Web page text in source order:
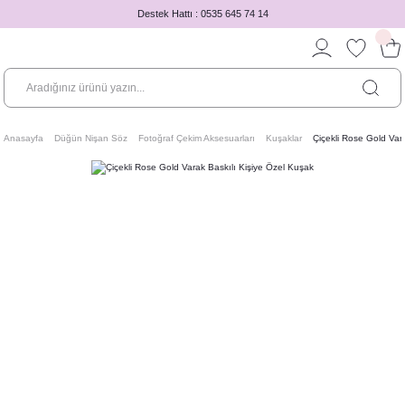
Destek Hattı : 0535 645 74 14
Anasayfa Düğün Nişan Söz Fotoğraf Çekim Aksesuarları Kuşaklar Çiçekli Rose Gold